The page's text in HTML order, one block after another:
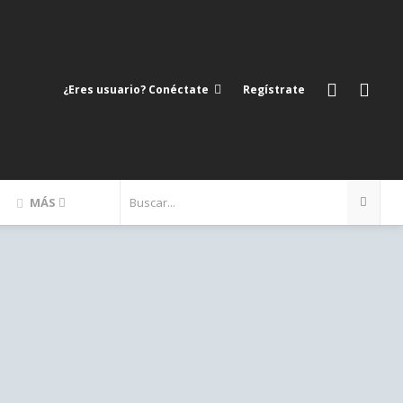
¿Eres usuario? Conéctate Regístrate
MÁS